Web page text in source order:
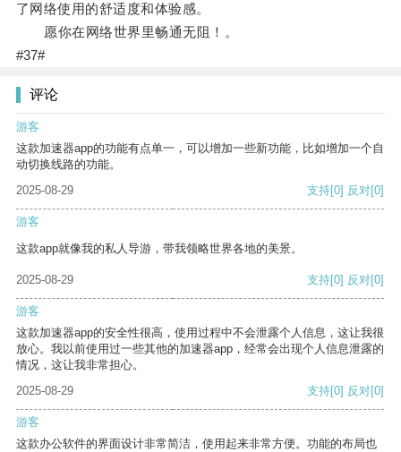
了网络使用的舒适度和体验感。
愿你在网络世界里畅通无阻！。
#37#
评论
游客
这款加速器app的功能有点单一，可以增加一些新功能，比如增加一个自
动切换线路的功能。
2025-08-29
支持[0] 反对[0]
游客
这款app就像我的私人导游，带我领略世界各地的美景。
2025-08-29 支持[0] 反对[0]
游客
这款加速器app的安全性很高，使用过程中不会泄露个人信息，这让我很
放心。我以前使用过一些其他的加速器app，经常会出现个人信息泄露的
情况，这让我非常担心。
2025-08-29
支持[0] 反对[0]
游客
这款办公软件的界面设计非常简洁，使用起来非常方便。功能的布局也